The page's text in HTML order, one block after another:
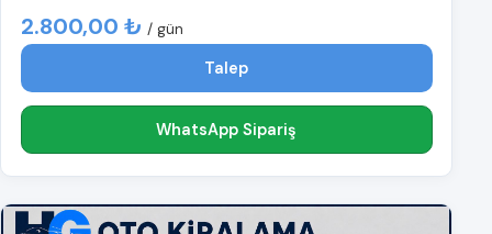
2.800,00 ₺ / gün
Talep
WhatsApp Sipariş